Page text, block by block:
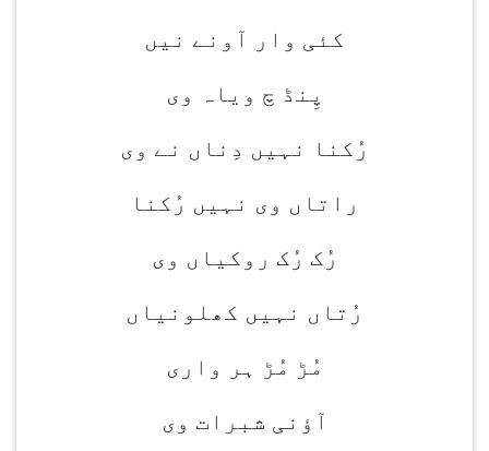
کئی وار آونے نیں
پِنڈ چ ویاہ وی
رُکنا نہیں دِناں نے وی
راتاں وی نہیں رُکنا
رُک رُک روکیاں وی
رُتاں نہیں کھلونیاں
مُڑ مُڑ ہر واری
آؤنی شبرات وی